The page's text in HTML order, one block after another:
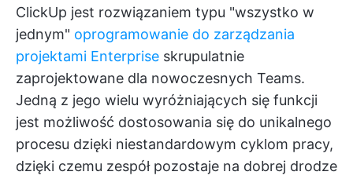
ClickUp jest rozwiązaniem typu "wszystko w
jednym" oprogramowanie do zarządzania
projektami Enterprise skrupulatnie
zaprojektowane dla nowoczesnych Teams.
Jedną z jego wielu wyróżniających się funkcji
jest możliwość dostosowania się do unikalnego
procesu dzięki niestandardowym cyklom pracy,
dzięki czemu zespół pozostaje na dobrej drodze